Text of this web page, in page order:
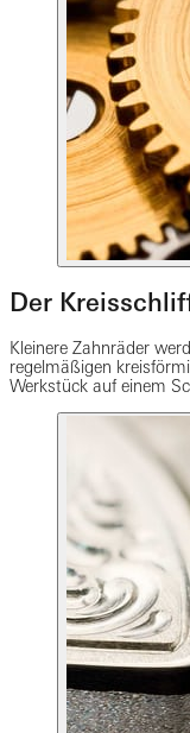
Der
Kleinere Zahnräder
regelmäßigen
Werkstück auf einem